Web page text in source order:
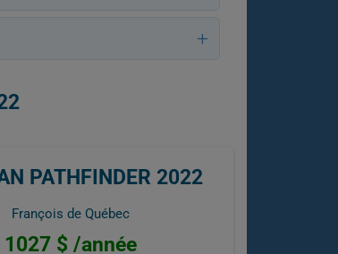
PATHFINDER 2022
François de Québec
1027 $ /année